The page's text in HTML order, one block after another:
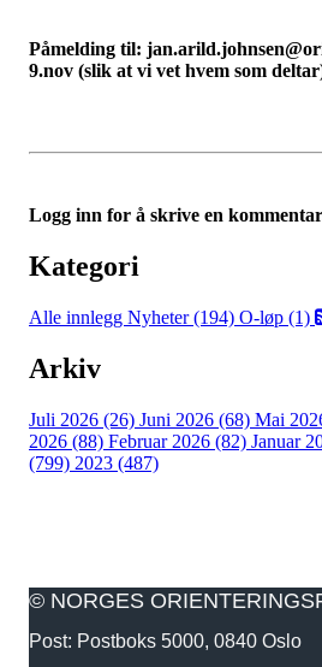
Påmelding til:
9.nov (slik at vi vet hvem som
Logg inn for å skrive en
Kategori
Alle innlegg Nyheter (194) O-løp (1)
Arkiv
Juli 2026 (26) Juni 2026 (68) Mai
2026 (88) Februar 2026 (82) Januar
(799) 2023 (487)
© NORGES
Post: Postboks 5000, 0840 Oslo